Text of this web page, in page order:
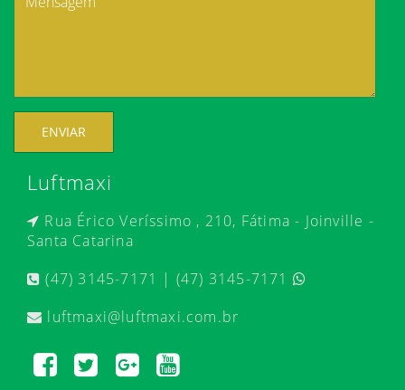
ENVIAR
Luftmaxi
Rua Érico Veríssimo , 210, Fátima - Joinville -
Santa Catarina
(47) 3145-7171 | (47) 3145-7171
luftmaxi@luftmaxi.com.br